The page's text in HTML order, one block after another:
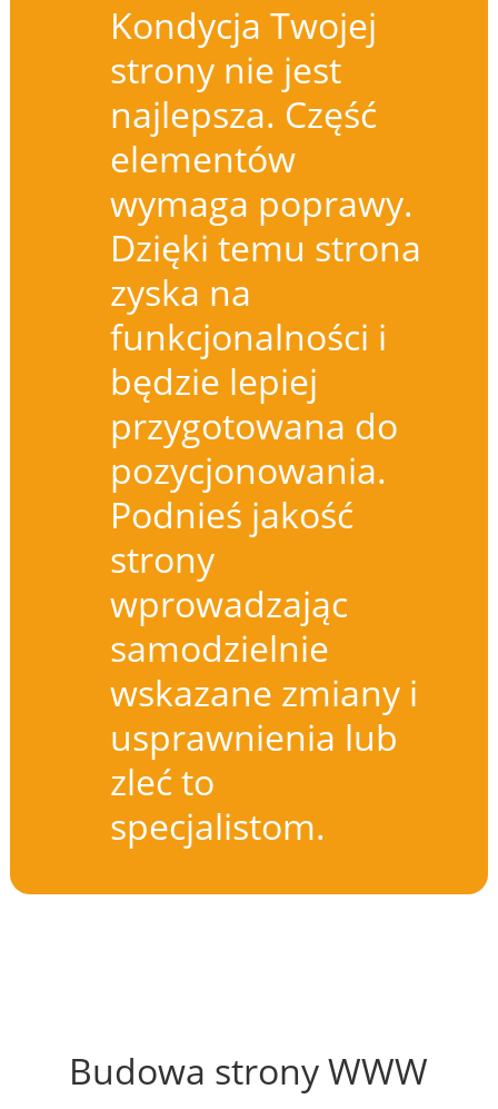
Kondycja Twojej
strony nie jest
najlepsza. Część
elementów
wymaga poprawy.
Dzięki temu strona
zyska na
funkcjonalności i
będzie lepiej
przygotowana do
pozycjonowania.
Podnieś jakość
strony
wprowadzając
samodzielnie
wskazane zmiany i
usprawnienia lub
zleć to
specjalistom.
Budowa strony WWW